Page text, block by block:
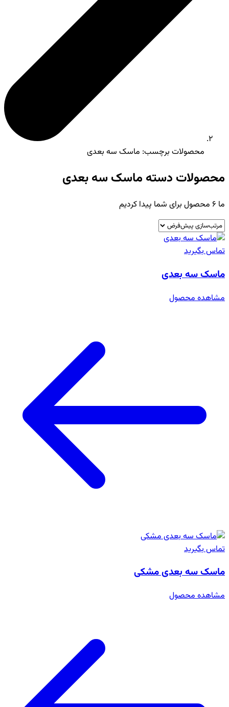
محصولات برچسب: ماسک سه بعدی
محصولات دسته ماسک سه بعدی
ما 6 محصول برای شما پیدا کردیم
تماس بگیرید
ماسک سه بعدی
مشاهده محصول
تماس بگیرید
ماسک سه بعدی مشکی
مشاهده محصول